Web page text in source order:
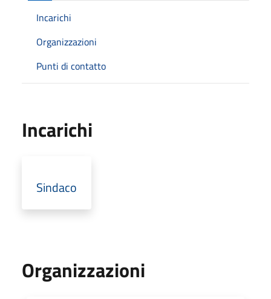
Incarichi
Organizzazioni
Punti di contatto
Incarichi
Sindaco
Organizzazioni